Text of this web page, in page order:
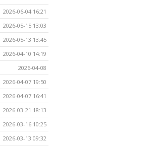
2026-06-04 16:21
2026-05-15 13:03
2026-05-13 13:45
2026-04-10 14:19
2026-04-08
2026-04-07 19:50
2026-04-07 16:41
2026-03-21 18:13
2026-03-16 10:25
2026-03-13 09:32